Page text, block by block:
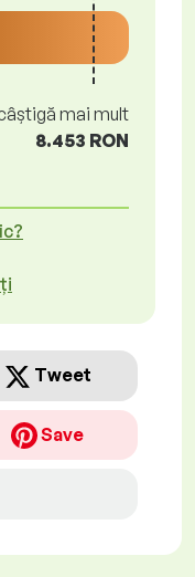
mai mult
8.453 RON
Tweet
Save